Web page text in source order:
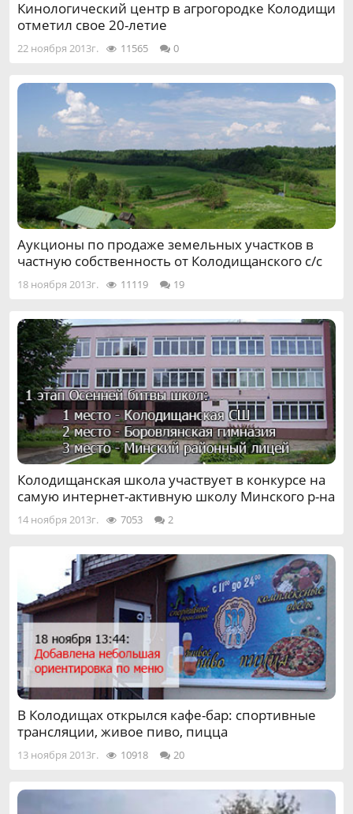
Кинологический центр в агрогородке Колодищи
отметил свое 20-летие
22 ноября 2013г. 11565 0
Аукционы по продаже земельных участков в
частную собственность от Колодищанского с/с
18 ноября 2013г. 11119 19
Колодищанская школа участвует в конкурсе на
самую интернет-активную школу Минского р-на
14 ноября 2013г. 7053 2
В Колодищах открылся кафе-бар: спортивные
трансляции, живое пиво, пицца
13 ноября 2013г. 10918 20